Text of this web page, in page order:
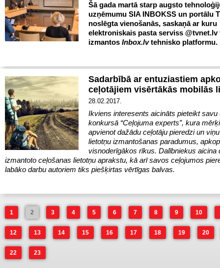
Šā gada martā starp augsto
uzņēmumu SIA INBOKSS un portālu
noslēgta vienošanās, saskaņā ar kuru
elektroniskais pasta serviss @tvnet.lv
izmantos Inbox.lvtehnisko platformu.
Sadarbībā ar entuziastiem
ceļotājiem visērtākās mobilās
28.02.2017.
Ikviens interesents aicināts pieteikt savu
konkursā “Ceļojuma experts”, kura
apvienot dažādu ceļotāju pieredzi un
lietotņu izmantošanas paradumus,
visnoderīgākos rīkus. Dalībniekus aicina
izmantoto ceļošanas lietotņu aprakstu, kā arī savos ceļojumos
labāko darbu autoriem tiks piešķirtas vērtīgas balvas.
1 2 3 4 5 6 7 8 9 10
12 13 14 15 16 17 18 19 20
22 23